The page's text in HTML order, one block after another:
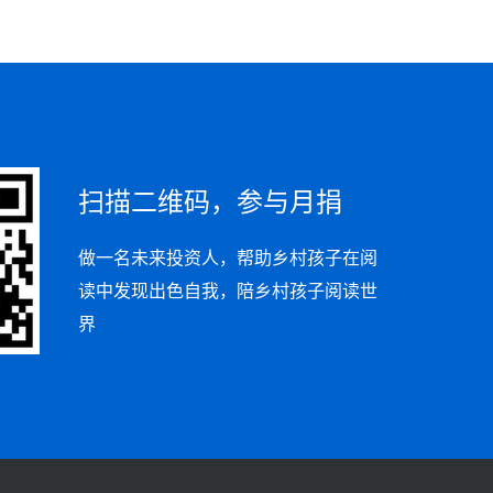
扫描二维码，参与月捐
做一名未来投资人，帮助乡村孩子在阅
读中发现出色自我，陪乡村孩子阅读世
界